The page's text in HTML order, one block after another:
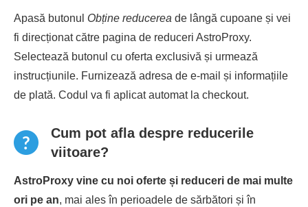
Apasă butonul Obține reducerea de lângă cupoane și vei
fi direcționat către pagina de reduceri AstroProxy.
Selectează butonul cu oferta exclusivă și urmează
instrucțiunile. Furnizează adresa de e-mail și informațiile
de plată. Codul va fi aplicat automat la checkout.
Cum pot afla despre reducerile
viitoare?
AstroProxy vine cu noi oferte și reduceri de mai multe
ori pe an, mai ales în perioadele de sărbători și în